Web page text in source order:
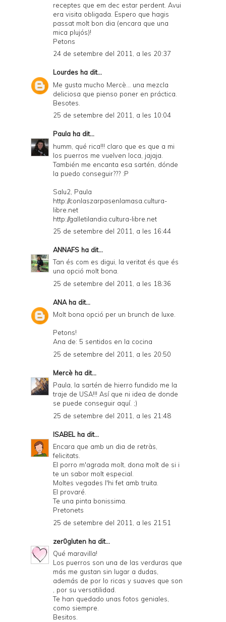
receptes que em dec estar perdent. Avui
era visita obligada. Espero que hagis
passat molt bon dia (encara que una
mica plujós)!
Petons
24 de setembre del 2011, a les 20:37
Lourdes ha dit...
Me gusta mucho Mercè... una mezcla
deliciosa que pienso poner en práctica.
Besotes.
25 de setembre del 2011, a les 10:04
Paula ha dit...
humm, qué rica!!! claro que es que a mi
los puerros me vuelven loca, jajaja.
También me encanta esa sartén, dónde
la puedo conseguir??? :P
Salu2, Paula
http://conlaszarpasenlamasa.cultura-
libre.net
http://galletilandia.cultura-libre.net
25 de setembre del 2011, a les 16:44
ANNAFS ha dit...
Tan és com es digui, la veritat és que és
una opció molt bona.
25 de setembre del 2011, a les 18:36
ANAha dit...
Molt bona opció per un brunch de luxe.
Petons!
Ana de: 5 sentidos en la cocina
25 de setembre del 2011, a les 20:50
Mercè ha dit...
Paula, la sartén de hierro fundido me la
traje de USA!!! Así que ni idea de donde
se puede conseguir aquí. ;)
25 de setembre del 2011, a les 21:48
ISABEL ha dit...
Encara que amb un dia de retràs,
felicitats.
El porro m'agrada molt, dona molt de si i
te un sabor molt especial.
Moltes vegades l'hi fet amb truita.
El provaré.
Te una pinta bonissima.
Pretonets
25 de setembre del 2011, a les 21:51
zer0gluten ha dit...
Qué maravilla!
Los puerros son una de las verduras que
más me gustan sin lugar a dudas,
además de por lo ricas y suaves que son
, por su versatilidad.
Te han quedado unas fotos geniales,
como siempre.
Besitos.